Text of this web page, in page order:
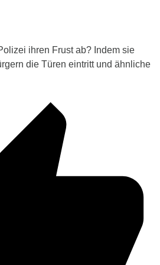
ihren Frust ab? Indem sie
die Türen eintritt und ähnliche